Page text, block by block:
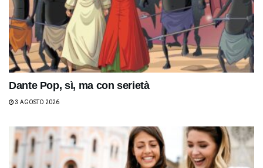
Dante Pop, sì, ma con serietà
3 AGOSTO 2026